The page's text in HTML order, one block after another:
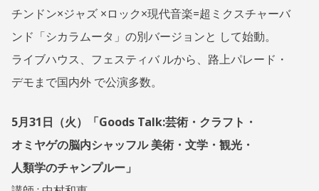
チンドン×ジャズ ×ロック×現代音楽=超ミクスチャーバ
ンド「シカラムータ」の別バージョンと して始動。
ライブハウス、フェスティバ ルから、路上パレード・
デモまで国内外 で公演多数。
5月31日（火）「Goods Talk:芸術・クラフト・
オミヤゲの脳内シャッフル 美術・文学・観光・
人類学のチャンプルー」